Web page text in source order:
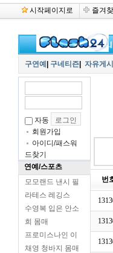
시작페이지로 즐겨
구연예 구네티즌 자유게
자동
회원가입
아이디/패스워
드찾기
연예/스포츠
모모랜드 낸시 필
라테스 레깅스
수영복 입은 안소
희 몸매
프로미스나인 이
채영 청바지 몸매
번